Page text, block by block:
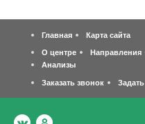
Главная
Карта сайта
О центре
Направления
Анализы
Заказать звонок